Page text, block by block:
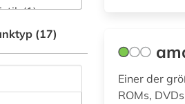
(0)
(1)
(1)
(1)
(2)
(17)
Einer der
ROMs,